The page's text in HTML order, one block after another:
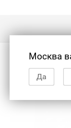
Москва
Да